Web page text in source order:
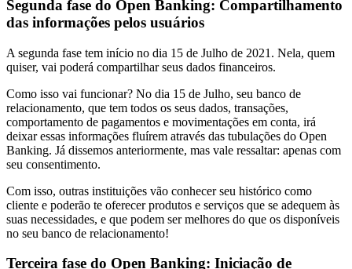
Segunda fase do Open Banking: Compartilhamento
das informações pelos usuários
A segunda fase tem início no dia 15 de Julho de 2021. Nela, quem
quiser, vai poderá compartilhar seus dados financeiros.
Como isso vai funcionar? No dia 15 de Julho, seu banco de
relacionamento, que tem todos os seus dados, transações,
comportamento de pagamentos e movimentações em conta, irá
deixar essas informações fluírem através das tubulações do Open
Banking. Já dissemos anteriormente, mas vale ressaltar: apenas com
seu consentimento.
Com isso, outras instituições vão conhecer seu histórico como
cliente e poderão te oferecer produtos e serviços que se adequem às
suas necessidades, e que podem ser melhores do que os disponíveis
no seu banco de relacionamento!
Terceira fase do Open Banking: Iniciação de